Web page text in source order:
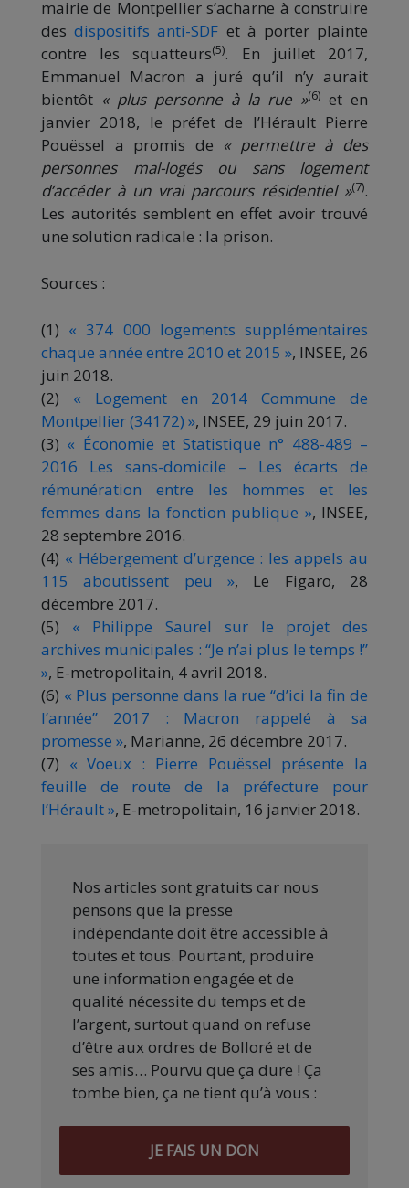
mairie de Montpellier s’acharne à construire
desdispositifs anti-SDF et à porter plainte
contre les squatteurs(5). En juillet 2017,
Emmanuel Macron a juré qu’il n’y aurait
bientôt « plus personne à la rue »(6) et en
janvier 2018, le préfet de l’Hérault Pierre
Pouëssel a promis de « permettre à des
personnes mal-logés ou sans logement
d’accéder à un vrai parcours résidentiel »(7).
Les autorités semblent en effet avoir trouvé
une solution radicale : la prison.
Sources :
(1) « 374 000 logements supplémentaires
chaque année entre 2010 et 2015 », INSEE, 26
juin 2018.
(2) « Logement en 2014 Commune de
Montpellier (34172) », INSEE, 29 juin 2017.
(3) « Économie et Statistique n° 488-489 –
2016 Les sans-domicile – Les écarts de
rémunération entre les hommes et les
femmes dans la fonction publique », INSEE,
28 septembre 2016.
(4) « Hébergement d’urgence : les appels au
115 aboutissent peu », Le Figaro, 28
décembre 2017.
(5) « Philippe Saurel sur le projet des
archives municipales : ‘‘Je n’ai plus le temps !’’
», E-metropolitain, 4 avril 2018.
(6) « Plus personne dans la rue ‘‘d’ici la fin de
l’année’’ 2017 : Macron rappelé à sa
promesse », Marianne, 26 décembre 2017.
(7) « Voeux : Pierre Pouëssel présente la
feuille de route de la préfecture pour
l’Hérault », E-metropolitain, 16 janvier 2018.
Nos articles sont gratuits car nous
pensons que la presse
indépendante doit être accessible à
toutes et tous. Pourtant, produire
une information engagée et de
qualité nécessite du temps et de
l’argent, surtout quand on refuse
d’être aux ordres de Bolloré et de
ses amis… Pourvu que ça dure ! Ça
tombe bien, ça ne tient qu’à vous :
JE FAIS UN DON